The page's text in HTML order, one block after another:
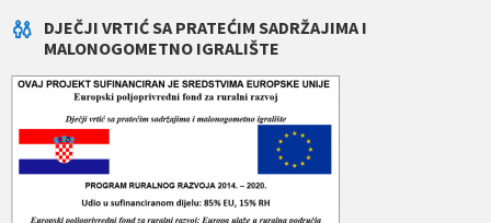
DJEČJI VRTIĆ SA PRATEĆIM SADRŽAJIMA I
MALONOGOMETNO IGRALIŠTE